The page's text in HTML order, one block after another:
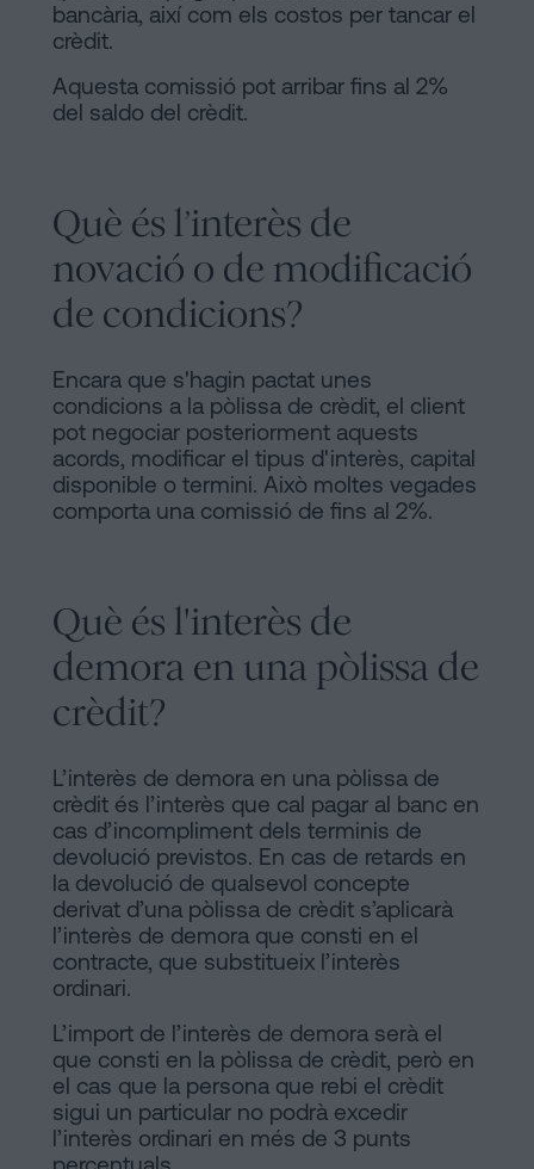
bancària, així com els costos per tancar el
crèdit.
Aquesta comissió pot arribar fins al 2%
del saldo del crèdit.
Què és l’interès de
novació o de modificació
de condicions?
Encara que s'hagin pactat unes
condicions a la pòlissa de crèdit, el client
pot negociar posteriorment aquests
acords, modificar el tipus d'interès, capital
disponible o termini. Això moltes vegades
comporta una comissió de fins al 2%.
Què és l'interès de
demora en una pòlissa de
crèdit?
L’interès de demora en una pòlissa de
crèdit és l’interès que cal pagar al banc en
cas d’incompliment dels terminis de
devolució previstos. En cas de retards en
la devolució de qualsevol concepte
derivat d’una pòlissa de crèdit s’aplicarà
l’interès de demora que consti en el
contracte, que substitueix l’interès
ordinari.
L’import de l’interès de demora serà el
que consti en la pòlissa de crèdit, però en
el cas que la persona que rebi el crèdit
sigui un particular no podrà excedir
l’interès ordinari en més de 3 punts